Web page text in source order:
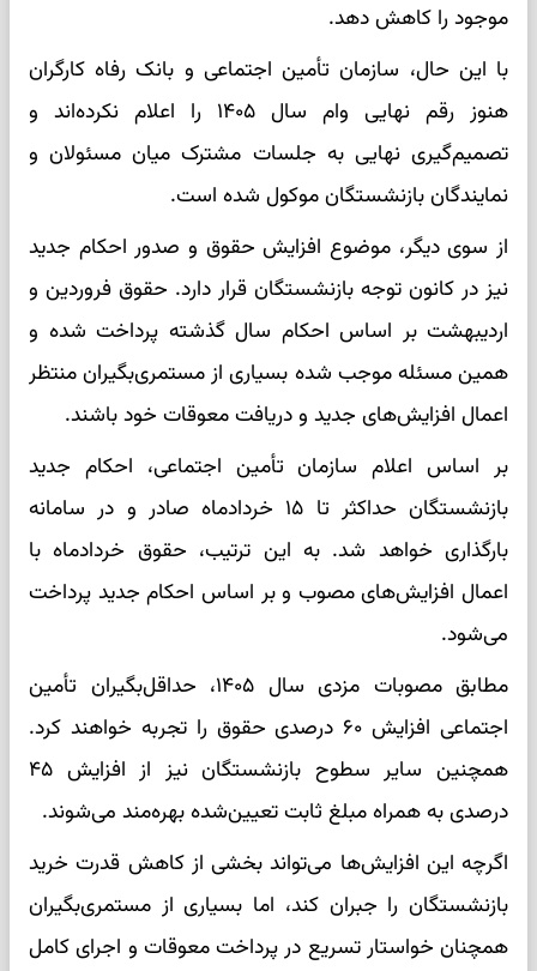
موجود را کاهش دهد.
با این حال، سازمان تأمین اجتماعی و بانک رفاه کارگران
هنوز رقم نهایی وام سال ۱۴۰۵ را اعلام نکرده‌اند و
تصمیم‌گیری نهایی به جلسات مشترک میان مسئولان و
نمایندگان بازنشستگان موکول شده است.
از سوی دیگر، موضوع افزایش حقوق و صدور احکام جدید
نیز در کانون توجه بازنشستگان قرار دارد. حقوق فروردین و
اردیبهشت بر اساس احکام سال گذشته پرداخت شده و
همین مسئله موجب شده بسیاری از مستمری‌بگیران منتظر
اعمال افزایش‌های جدید و دریافت معوقات خود باشند.
بر اساس اعلام سازمان تأمین اجتماعی، احکام جدید
بازنشستگان حداکثر تا ۱۵ خردادماه صادر و در سامانه
بارگذاری خواهد شد. به این ترتیب، حقوق خردادماه با
اعمال افزایش‌های مصوب و بر اساس احکام جدید پرداخت
می‌شود.
مطابق مصوبات مزدی سال ۱۴۰۵، حداقل‌بگیران تأمین
اجتماعی افزایش ۶۰ درصدی حقوق را تجربه خواهند کرد.
همچنین سایر سطوح بازنشستگان نیز از افزایش ۴۵
درصدی به همراه مبلغ ثابت تعیین‌شده بهره‌مند می‌شوند.
اگرچه این افزایش‌ها می‌تواند بخشی از کاهش قدرت خرید
بازنشستگان را جبران کند، اما بسیاری از مستمری‌بگیران
همچنان خواستار تسریع در پرداخت معوقات و اجرای کامل